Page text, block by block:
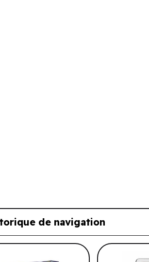
de navigation
produits suggérés: